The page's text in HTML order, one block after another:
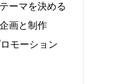
ーマを決める
画と制作
モーション